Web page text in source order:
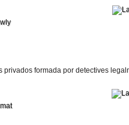
privados formada por detectives